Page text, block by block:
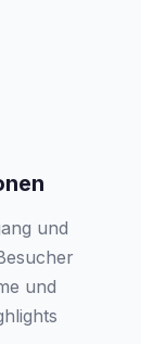
und
und